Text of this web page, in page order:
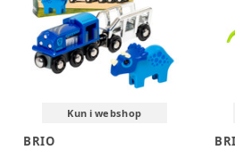
Kun i webshop
BRIO